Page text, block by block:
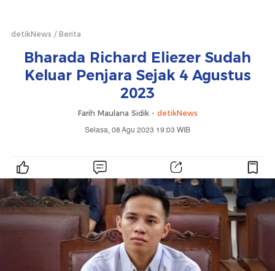
detikNews Berita
Bharada Richard Eliezer Sudah
Keluar Penjara Sejak 4 Agustus
2023
Farih Maulana Sidik - detikNews
Selasa, 08 Agu 2023 19:03 WIB